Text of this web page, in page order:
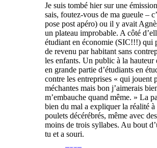
Je suis tombé hier sur une
sais, foutez-vous de ma gueule –
pose post apéro) ou il y avait
un plateau improbable. A côté
étudiant en économie (SIC!!!) qui
de revenu par habitant sans
les enfants. Un public à la hauteur
en grande partie d’étudiants en
contre les entreprises « qui jouent
méchantes mais bon j’aimerais
m’embauche quand même. » La
bien du mal a expliquer la réalité à
poulets décérébrés, même avec
moins de trois syllabes. Au bout
tu et a souri.